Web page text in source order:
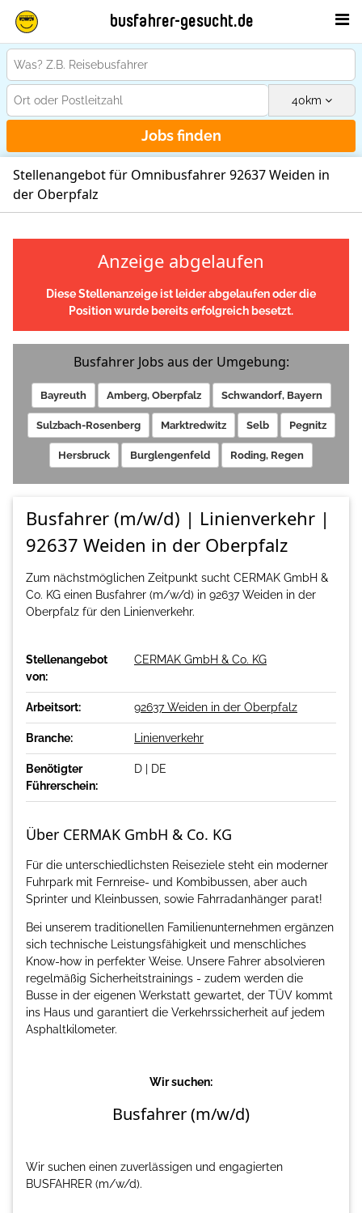
busfahrer-gesucht.de
40km
Jobs finden
Stellenangebot für Omnibusfahrer 92637 Weiden in
der Oberpfalz
Anzeige abgelaufen
Diese Stellenanzeige ist leider abgelaufen oder die
Position wurde bereits erfolgreich besetzt.
Busfahrer Jobs aus der Umgebung:
Bayreuth Amberg, Oberpfalz Schwandorf, Bayern
Sulzbach-Rosenberg Marktredwitz Selb Pegnitz
Hersbruck Burglengenfeld Roding, Regen
Busfahrer (m/w/d) | Linienverkehr |
92637 Weiden in der Oberpfalz
Zum nächstmöglichen Zeitpunkt sucht CERMAK GmbH &
Co. KG einen Busfahrer (m/w/d) in 92637 Weiden in der
Oberpfalz für den Linienverkehr.
Stellenangebot
von:
CERMAK GmbH & Co. KG
Arbeitsort: 92637 Weiden in der Oberpfalz
Branche: Linienverkehr
Benötigter
Führerschein:
D | DE
Über CERMAK GmbH & Co. KG
Für die unterschiedlichsten Reiseziele steht ein moderner
Fuhrpark mit Fernreise- und Kombibussen, aber auch
Sprinter und Kleinbussen, sowie Fahrradanhänger parat!
Bei unserem traditionellen Familienunternehmen ergänzen
sich technische Leistungsfähigkeit und menschliches
Know-how in perfekter Weise. Unsere Fahrer absolvieren
regelmäßig Sicherheitstrainings - zudem werden die
Busse in der eigenen Werkstatt gewartet, der TÜV kommt
ins Haus und garantiert die Verkehrssicherheit auf jedem
Asphaltkilometer.
Wir suchen:
Busfahrer (m/w/d)
Wir suchen einen zuverlässigen und engagierten
BUSFAHRER (m/w/d).